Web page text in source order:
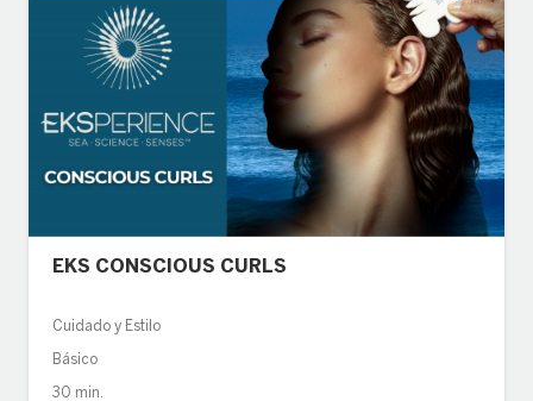
EKS CONSCIOUS CURLS
Cuidado y Estilo
Básico
30 min.